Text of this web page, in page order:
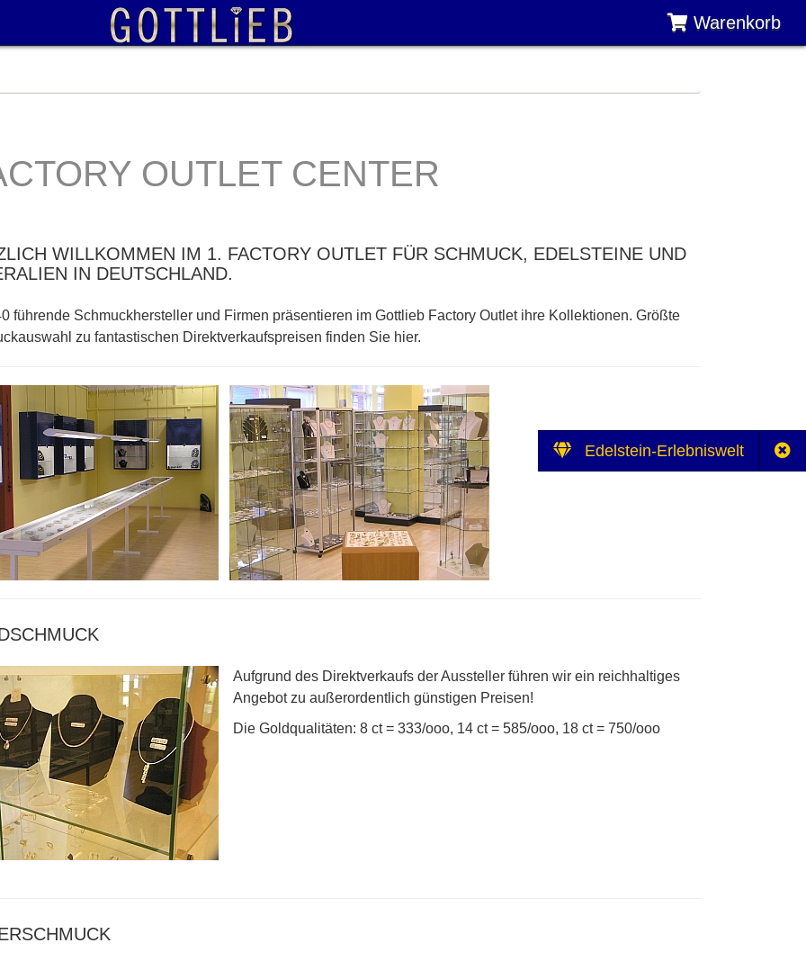
Edelstein-Erlebniswelt
Warenkorb
OUTLET CENTER
WILLKOMMEN IM 1. FACTORY OUTLET FÜR SCHMUCK, EDELSTEINE UND
IN DEUTSCHLAND.
führende Schmuckhersteller und Firmen präsentieren im Gottlieb Factory Outlet ihre Kollektionen. Größte
zu fantastischen Direktverkaufspreisen finden Sie hier.
Aufgrund des Direktverkaufs der Aussteller führen wir ein reichhaltiges
Angebot zu außerordentlich günstigen Preisen!
Die Goldqualitäten: 8 ct = 333/ooo, 14 ct = 585/ooo, 18 ct = 750/ooo